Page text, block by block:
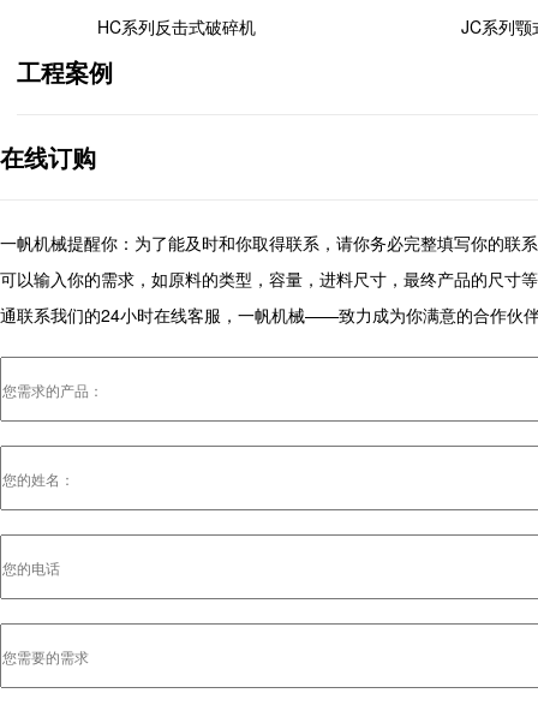
HC系列反击式破碎机 JC系列颚
工程案例
在线订购
一帆机械提醒你：为了能及时和你取得联系，请你务必完整填写你的联
可以输入你的需求，如原料的类型，容量，进料尺寸，最终产品的尺寸
通联系我们的24小时在线客服，一帆机械——致力成为你满意的合作伙